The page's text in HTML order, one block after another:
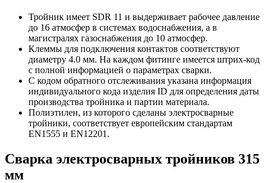
Тройник имеет SDR 11 и выдерживает рабочее давление
до 16 атмосфер в системах водоснабжения, а в
магистралях газоснабжения до 10 атмосфер.
Клеммы для подключения контактов соответствуют
диаметру 4.0 мм. На каждом фитинге имеется штрих-код
с полной информацией о параметрах сварки.
С кодом обратного отслеживания указана информация
индивидуального кода изделия ID для определения даты
производства тройника и партии материала.
Полиэтилен, из которого сделаны электросварные
тройники, соответствует европейским стандартам
EN1555 и EN12201.
Сварка электросварных тройников 315
мм